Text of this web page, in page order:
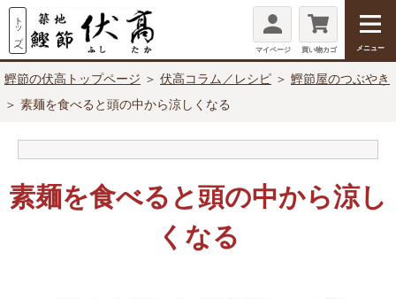
マイページ 買い物カゴ メニュー
鰹節の伏高トップページ ＞ 伏高コラム／レシピ ＞ 鰹節屋のつぶやき
＞ 素麺を食べると頭の中から涼しくなる
素麺を食べると頭の中から涼し
くなる